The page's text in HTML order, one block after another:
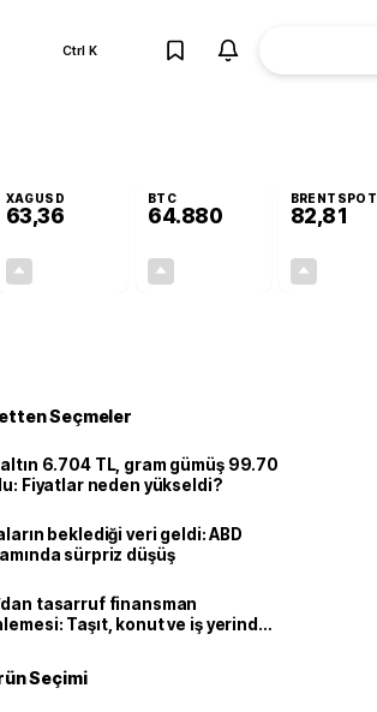
Ctrl K
XAGUSD
63,36
BTC
64.880
BRENTSPOT
82,81
Seçmeler
6.704 TL, gram gümüş 99.70
Fiyatlar neden yükseldi?
beklediği veri geldi: ABD
sürpriz düşüş
tasarruf finansman
Taşıt, konut ve iş yerinde
Seçimi